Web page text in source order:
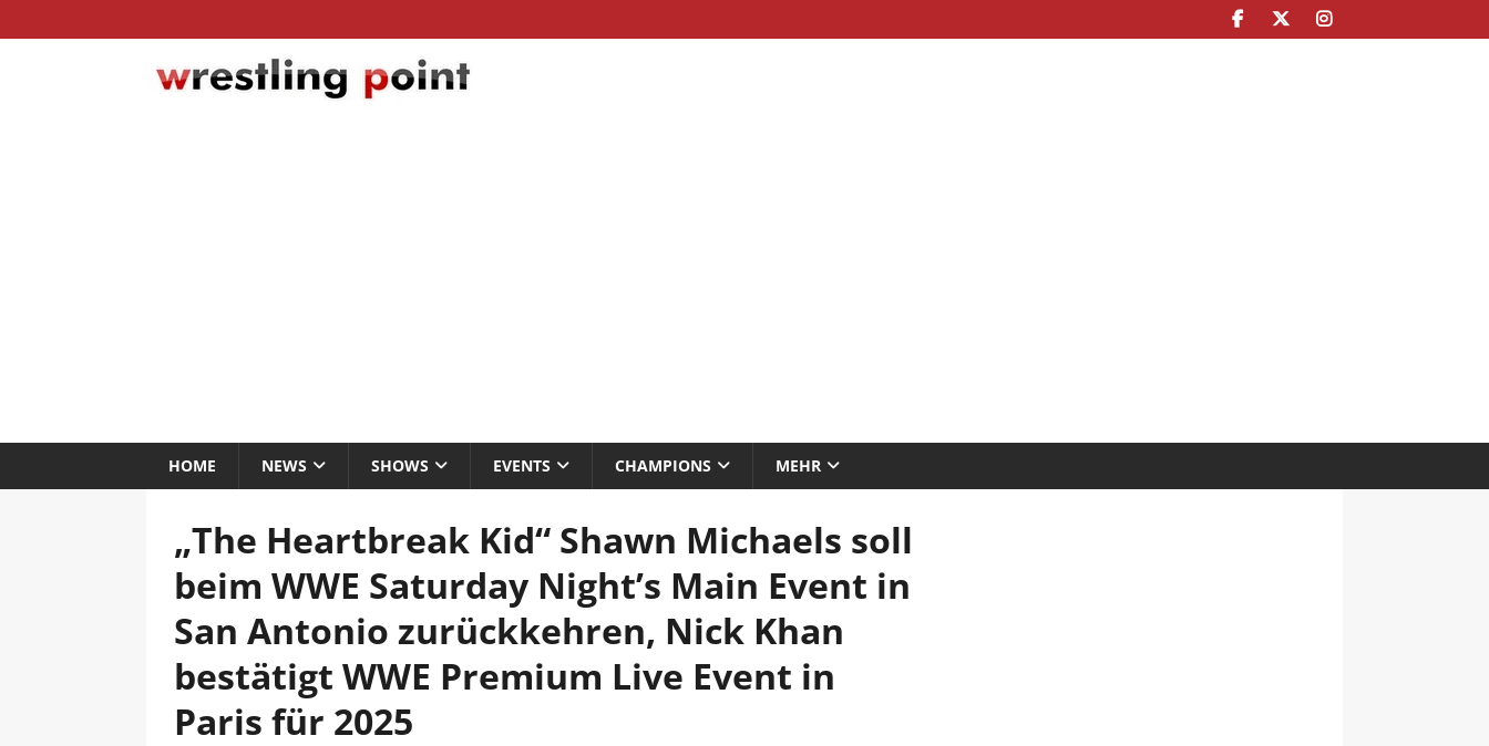
HOME NEWS SHOWS EVENTS CHAMPIONS MEHR
„The Heartbreak Kid“ Shawn Michaels soll
beim WWE Saturday Night’s Main Event in
San Antonio zurückkehren, Nick Khan
bestätigt WWE Premium Live Event in
Paris für 2025